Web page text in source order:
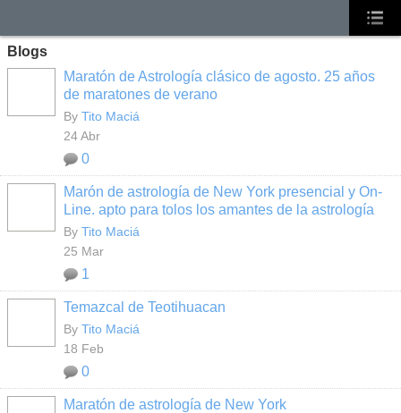
Blogs
Maratón de Astrología clásico de agosto. 25 años
de maratones de verano
By Tito Maciá
24 Abr
0
Marón de astrología de New York presencial y On-
Line. apto para tolos los amantes de la astrología
By Tito Maciá
25 Mar
1
Temazcal de Teotihuacan
By Tito Maciá
18 Feb
0
Maratón de astrología de New York